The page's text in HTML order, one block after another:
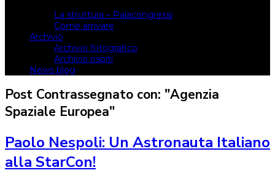
La struttura – Palacongressi
Come arrivare
Archivio
Archivio fotografico
Archivio ospiti
News blog
Post Contrassegnato con: "Agenzia
Spaziale Europea"
Paolo Nespoli: Un Astronauta Italiano
alla StarCon!